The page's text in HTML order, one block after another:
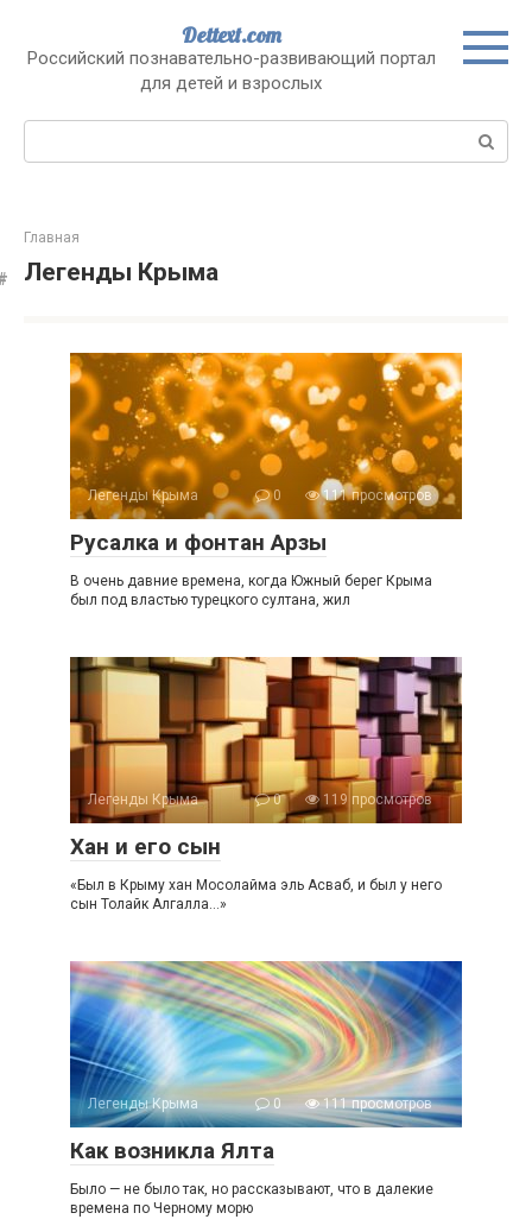
контенту
Dettext.com
Российский познавательно-развивающий портал
для детей и взрослых
Поиск:
Главная
Легенды Крыма
Легенды Крыма 0 111 просмотров
Русалка и фонтан Арзы
В очень давние времена, когда Южный берег Крыма
был под властью турецкого султана, жил
Легенды Крыма 0 119 просмотров
Хан и его сын
«Был в Крыму хан Мосолайма эль Асваб, и был у него
сын Толайк Алгалла…»
Легенды Крыма 0 111 просмотров
Как возникла Ялта
Было — не было так, но рассказывают, что в далекие
времена по Черному морю